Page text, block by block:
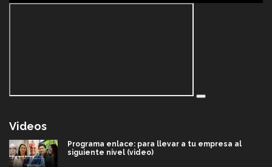
Videos
Programa enlace: para llevar a tu empresa al
siguiente nivel (video)